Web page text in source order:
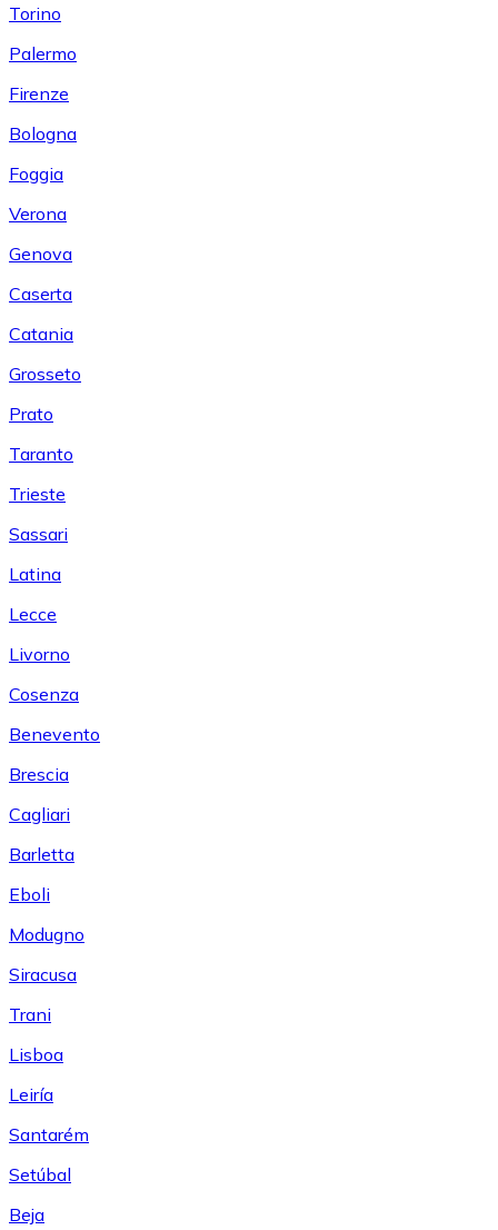
Torino
Palermo
Firenze
Bologna
Foggia
Verona
Genova
Caserta
Catania
Grosseto
Prato
Taranto
Trieste
Sassari
Latina
Lecce
Livorno
Cosenza
Benevento
Brescia
Cagliari
Barletta
Eboli
Modugno
Siracusa
Trani
Lisboa
Leiría
Santarém
Setúbal
Beja